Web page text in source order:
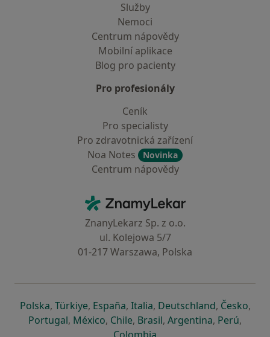
Služby
Nemoci
Centrum nápovědy
Mobilní aplikace
Blog pro pacienty
Pro profesionály
Ceník
Pro specialisty
Pro zdravotnická zařízení
Noa Notes
Novinka
Centrum nápovědy
ZnamyLekar - Hlavní stránka
ZnanyLekarz Sp. z o.o.
ul. Kolejowa 5/7
01-217 Warszawa, Polska
Polskase otevře v nové záložce
, Türkiyese otevře v nové záložce
, Españase otevře v nové záložce
, Italiase otevře v nové záložce
, Deutschlandse otevře v
, Českose
,
Portugalse otevře v nové záložce
, Méxicose otevře v nové záložce
, Chilese otevře v nové záložce
, Brasilse otevře v nové
, Argentinase otevře v
, Perúse
,